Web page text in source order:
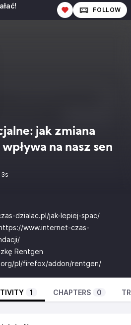
FOLLOW
jak zmiana
na nasz sen
dzialac.pl/jak-lepiej-spac/
www.internet-czas-
Rentgen
pl/firefox/addon/rentgen/
1 CHAPTERS 0